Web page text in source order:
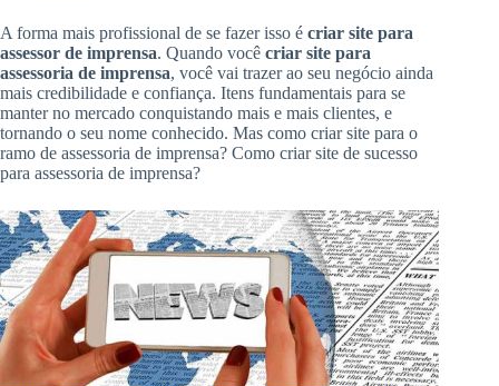
A forma mais profissional de se fazer isso é criar site para
assessor de imprensa. Quando você criar site para
assessoria de imprensa, você vai trazer ao seu negócio ainda
mais credibilidade e confiança. Itens fundamentais para se
manter no mercado conquistando mais e mais clientes, e
tornando o seu nome conhecido. Mas como criar site para o
ramo de assessoria de imprensa? Como criar site de sucesso
para assessoria de imprensa?